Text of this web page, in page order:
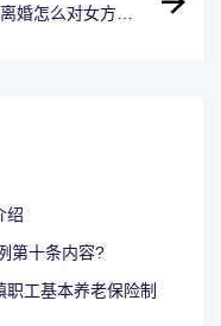
离婚怎么对女方有
绍
第十条内容?
工基本养老保险制